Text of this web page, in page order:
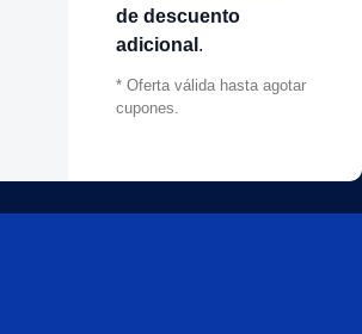
de descuento
adicional .
* Oferta válida hasta agotar
cupones.
Electrodomésticos En Colombia.
PayPal Certificado. Entrega 1 a 2 dias.